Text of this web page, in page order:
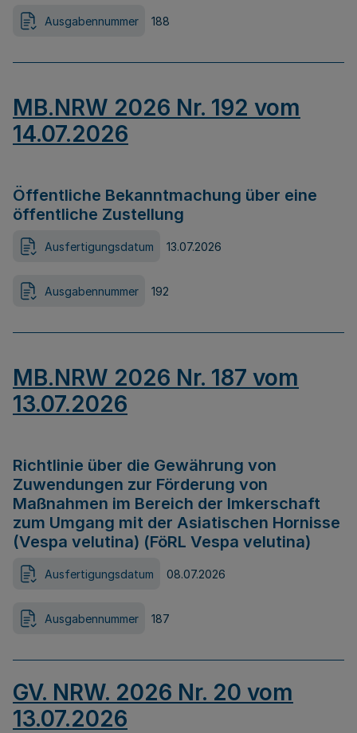
Ausgabennummer 188
MB.NRW 2026 Nr. 192 vom
14.07.2026
Öffentliche Bekanntmachung über eine
öffentliche Zustellung
Ausfertigungsdatum 13.07.2026
Ausgabennummer 192
MB.NRW 2026 Nr. 187 vom
13.07.2026
Richtlinie über die Gewährung von
Zuwendungen zur Förderung von
Maßnahmen im Bereich der Imkerschaft
zum Umgang mit der Asiatischen Hornisse
(Vespa velutina) (FöRL Vespa velutina)
Ausfertigungsdatum 08.07.2026
Ausgabennummer 187
GV. NRW. 2026 Nr. 20 vom
13.07.2026